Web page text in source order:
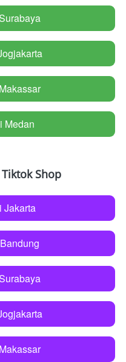
Medan
Shop
Jakarta